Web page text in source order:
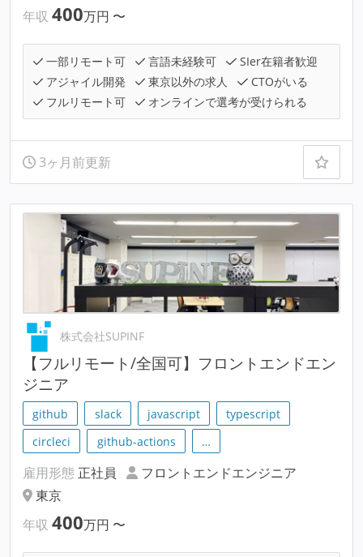
年収 400万円 〜
一部リモート可 言語未経験可
SIer在籍者歓迎
アジャイル開発
東京以外の求人
CTOがいる
フルリモート可
オンラインで選考が受けられる
3ヶ月前更新
株式会社SUPINF
【フルリモート/全国可】フロントエンドエン
ジニア
github slack javascript
typescript
circleci
github-actions …
雇用形態 正社員
フロントエンドエンジニア
東京
年収 400万円 〜